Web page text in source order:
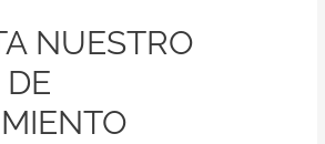
personal y familiar
de bienestar
social
NUESTRO